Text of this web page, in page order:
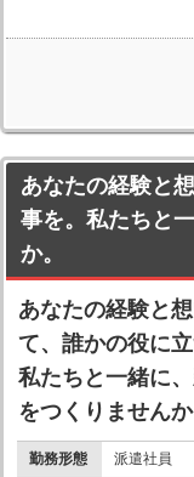
あなたの経験と
事を。私たちと
か。
あなたの経験と
て、誰かの役に立
私たちと一緒に
をつくりませんか
勤務形態 派遣社員